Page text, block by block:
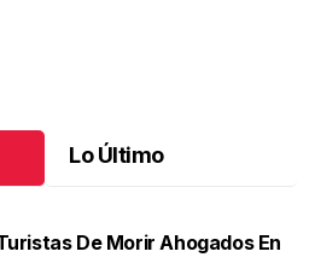
Lo Último
De Morir Ahogados En